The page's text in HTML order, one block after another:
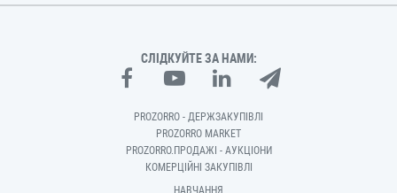
СЛІДКУЙТЕ ЗА НАМИ:
PROZORRO - ДЕРЖЗАКУПІВЛІ
PROZORRO MARKET
PROZORRO.ПРОДАЖІ - АУКЦІОНИ
КОМЕРЦІЙНІ ЗАКУПІВЛІ
НАВЧАННЯ